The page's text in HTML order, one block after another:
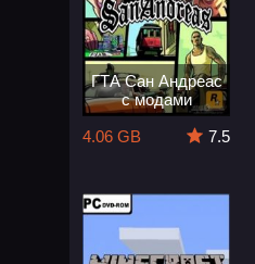
ГТА Сан Андреас
с модами
4.06 GB
7.5